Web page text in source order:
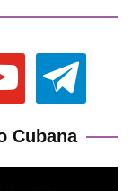
telegram
Cubana